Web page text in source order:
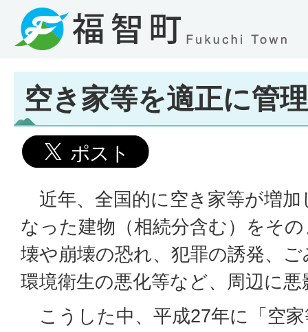
空き家等を適正に管
近年、全国的に空き家等が増
なった建物（相続分含む）をそ
壊や崩壊の恐れ、犯罪の誘発、
環境衛生の悪化等など、周辺に
こうした中、平成27年に「空